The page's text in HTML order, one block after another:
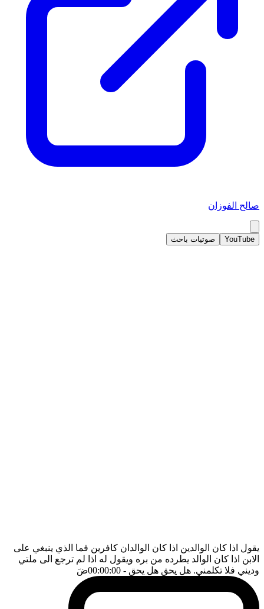
صالح الفوزان
YouTube صوتيات باحث
يقول اذا كان الوالدين اذا كان الوالدان كافرين فما الذي ينبغي على
الابن اذا كان الوالد يطرده من بره ويقول له اذا لم ترجع الى ملتي
وديني فلا تكلمني. هل يحق هل يحق - 00:00:00 ضَ